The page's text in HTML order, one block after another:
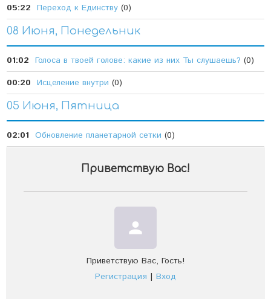
05:22 Переход к Единству (0)
08 Июня, Понедельник
01:02 Голоса в твоей голове: какие из них Ты слушаешь? (0)
00:20 Исцеление внутри (0)
05 Июня, Пятница
02:01 Обновление планетарной сетки (0)
Приветствую Вас!
person
Приветствую Вас, Гость!
Регистрация | Вход